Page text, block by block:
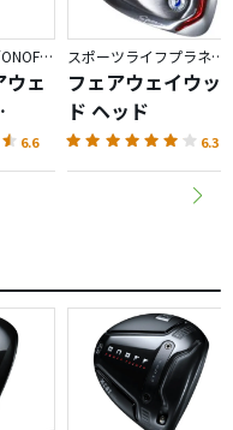
で、ノーマルとこの6万
かは分かりませんが、
した。
で優しくてぶっ飛ぶ3W
グローブライド／ONOFF AKA
ウェ
6.6
スポーツライフプラネッツ／RODDIO
フェアウェイウッ
ド ヘッド
6.3